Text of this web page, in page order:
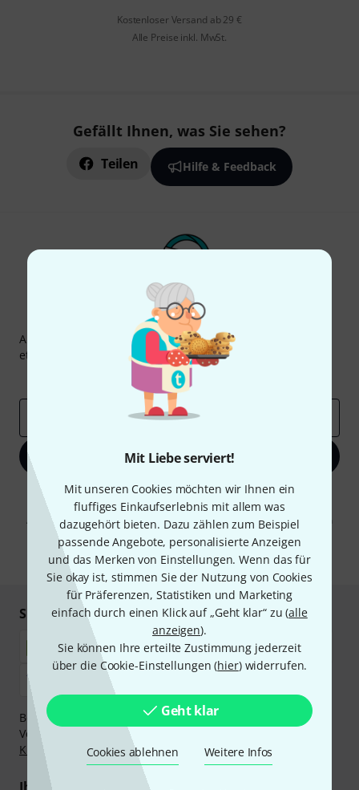
Mit Liebe serviert!
Mit unseren Cookies möchten wir Ihnen ein
fluffiges Einkaufserlebnis mit allem was
dazugehört bieten. Dazu zählen zum Beispiel
passende Angebote, personalisierte Anzeigen
und das Merken von Einstellungen. Wenn das für
Sie okay ist, stimmen Sie der Nutzung von Cookies
für Präferenzen, Statistiken und Marketing
einfach durch einen Klick auf „Geht klar“ zu (alle
anzeigen).
Sie können Ihre erteilte Zustimmung jederzeit
über die Cookie-Einstellungen (hier) widerrufen.
Geht klar
Cookies ablehnen Weitere Infos
Kostenloser Versand ab 29 €
Alle Preise inkl. MwSt.
Gefällt Ihnen, was Sie sehen?
Teilen Hilfe & Feedback
Thomann Newsletter
Abonniere den Thomann Newsletter und gewinne mit
etwas Glück einen von
50 Gutscheinenüber jeweils
Jetzt anmelden
Mit Klick auf „Jetzt anmelden“ stimmen Sie dem Erhalt von E-Mail-
Werbung und einer Messung des E-Mail-Nutzungsverhaltens zu. Die
Abmeldung ist jederzeit möglich. Weitere Informationen finden Sie in
unserenDatenschutzhinweisen.
* Pflichtfeld
Sicher einkaufen & bezahlen
Bezahlen Sie vertraulich und sicher per Nachnahme,
Vorkasse, PayPal, Amazon Pay,
Klarna Ratenzahlungoder Kreditkarte.